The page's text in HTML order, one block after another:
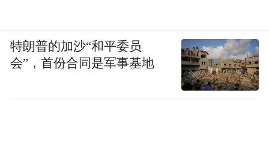
特朗普的加沙“和平委员
会”，首份合同是军事基地